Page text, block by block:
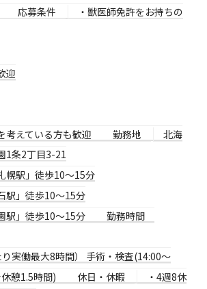
応募条件
・獣医師免許をお持ちの
迎
考えている方も歓迎
勤務地
北海
1条2丁目3-21
幌駅」徒歩10〜15分
駅」徒歩10〜15分
駅」徒歩10〜15分
勤務時間
実働最大8時間） 手術・検査(14:00〜
憩1.5時間)
休日・休暇
・4週8休